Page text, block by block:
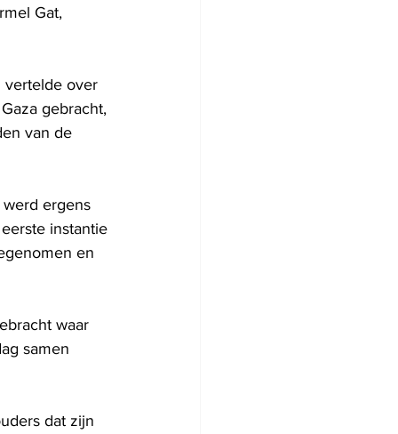
Gat,
vertelde over
gebracht,
van de
ergens
instantie
en
waar
samen
dat zijn